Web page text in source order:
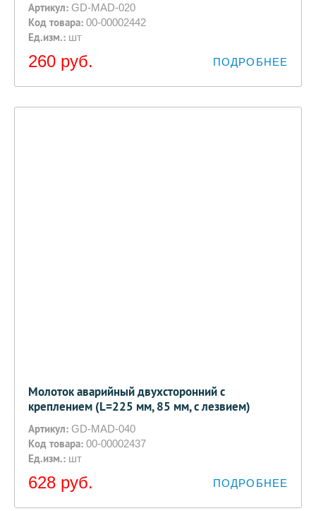
Артикул: GD-MAD-020
Код товара: 00-00002442
Ед.изм.: шт
260 руб. ПОДРОБНЕЕ
Молоток аварийный двухсторонний с
креплением (L=225 мм, 85 мм, с лезвием)
Артикул: GD-MAD-040
Код товара: 00-00002437
Ед.изм.: шт
628 руб. ПОДРОБНЕЕ